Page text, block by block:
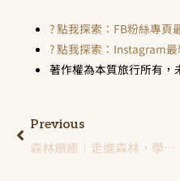
? 點我探索：FB粉絲專頁
? 點我探索：Instagram
著作權為本質旅行所有，
Previous
森林療癒｜走進森林，學會用大自然的眼光定義自己